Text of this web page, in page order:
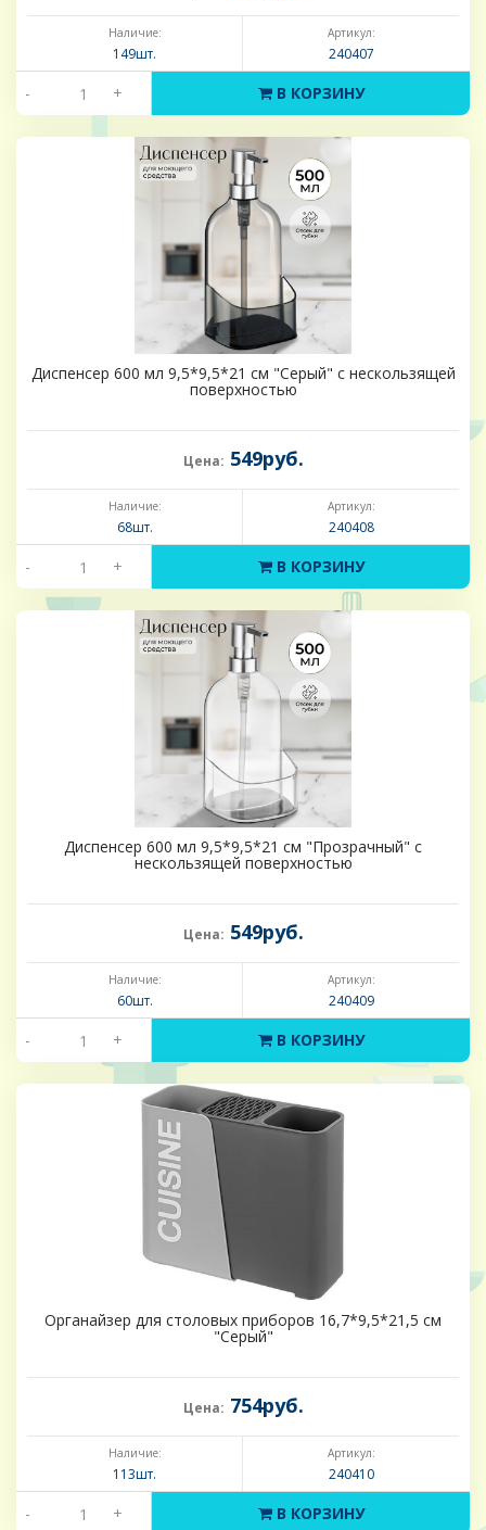
Наличие:
149шт.
Артикул:
240407
- + В КОРЗИНУ
Диспенсер 600 мл 9,5*9,5*21 см "Серый" с нескользящей
поверхностью
Цена: 549руб.
Наличие:
68шт.
Артикул:
240408
- + В КОРЗИНУ
Диспенсер 600 мл 9,5*9,5*21 см "Прозрачный" с
нескользящей поверхностью
Цена: 549руб.
Наличие:
60шт.
Артикул:
240409
- + В КОРЗИНУ
Органайзер для столовых приборов 16,7*9,5*21,5 см
"Серый"
Цена: 754руб.
Наличие:
113шт.
Артикул:
240410
- + В КОРЗИНУ